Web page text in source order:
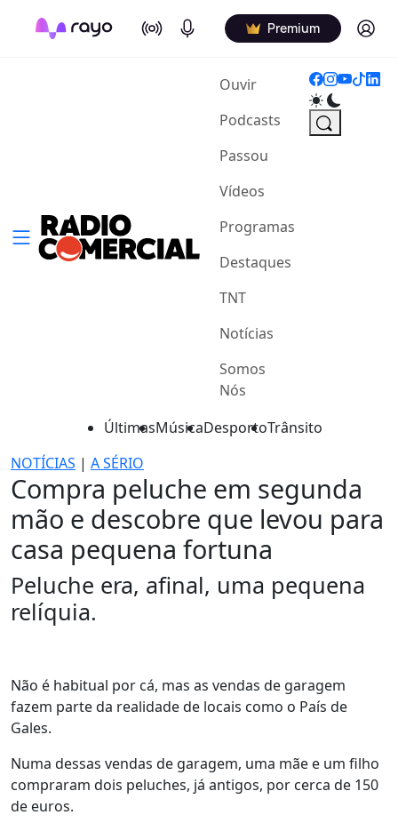
On Air Podcasts Premium Log in
Ouvir(current)
Podcasts
Passou
Vídeos
Programas
Destaques
TNT
Notícias
Somos
Nós
ÚltimasMúsicaDesportoTrânsito
NOTÍCIAS | A SÉRIO
Compra peluche em segunda
mão e descobre que levou para
casa pequena fortuna
Peluche era, afinal, uma pequena
relíquia.
Não é habitual por cá, mas as vendas de garagem
fazem parte da realidade de locais como o País de
Gales.
Numa dessas vendas de garagem, uma mãe e um filho
compraram dois peluches, já antigos, por cerca de 150
de euros.